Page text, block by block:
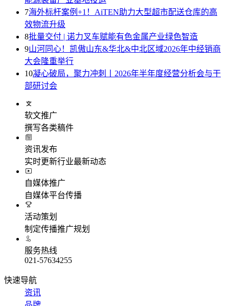
7海外标杆案例+1！AiTEN助力大型超市配送仓库的高
效物流升级
8批量交付 | 诺力叉车赋能有色金属产业绿色智造
9山河同心！凯傲山东&华北&中北区域2026年中经销商
大会隆重举行
10凝心破局，聚力冲刺丨2026年半年度经营分析会与干
部研讨会
软文推广
撰写各类稿件
资讯发布
实时更新行业最新动态
自媒体推广
自媒体平台传播
活动策划
制定传播推广规划
服务热线
021-57634255
快速导航
资讯